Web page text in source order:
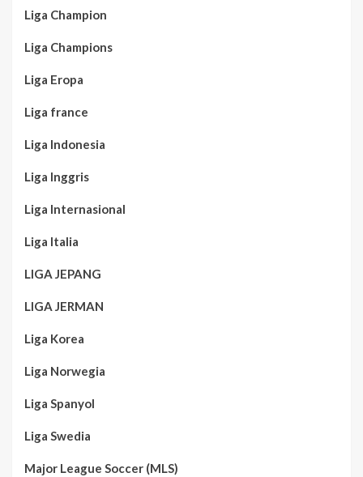
Liga Champion
Liga Champions
Liga Eropa
Liga france
Liga Indonesia
Liga Inggris
Liga Internasional
Liga Italia
LIGA JEPANG
LIGA JERMAN
Liga Korea
Liga Norwegia
Liga Spanyol
Liga Swedia
Major League Soccer (MLS)